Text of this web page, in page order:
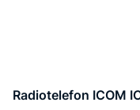
Radiotelefon ICOM